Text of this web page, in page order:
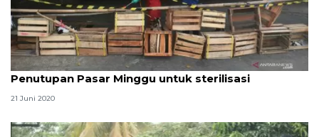
Penutupan Pasar Minggu untuk sterilisasi
21 Juni 2020